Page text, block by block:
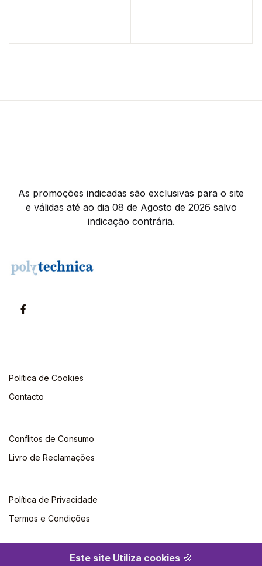
Este site Utiliza cookies 🍪
As promoções indicadas são exclusivas para o site
e válidas até ao dia 08 de Agosto de 2026 salvo
indicação contrária.
Política de Cookies
Contacto
Conflitos de Consumo
Livro de Reclamações
Política de Privacidade
Termos e Condições